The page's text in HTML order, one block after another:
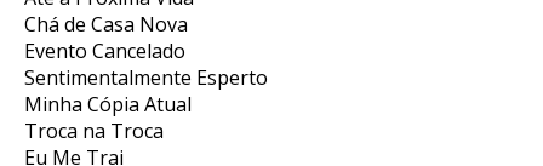
Chá de Casa Nova
Evento Cancelado
Sentimentalmente Esperto
Minha Cópia Atual
Troca na Troca
Eu Me Trai